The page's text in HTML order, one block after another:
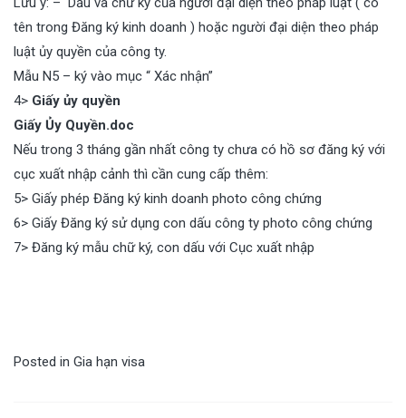
tên trong Đăng ký kinh doanh ) hoặc người đại diện theo pháp
luật ủy quyền của công ty.
Mẫu N5 – ký vào mục “ Xác nhận”
4> Giấy ủy quyền
Giấy Ủy Quyền.doc
Nếu trong 3 tháng gần nhất công ty chưa có hồ sơ đăng ký với
cục xuất nhập cảnh thì cần cung cấp thêm:
5> Giấy phép Đăng ký kinh doanh photo công chứng
6> Giấy Đăng ký sử dụng con dấu công ty photo công chứng
7> Đăng ký mẫu chữ ký, con dấu với Cục xuất nhập
Posted in Gia hạn visa